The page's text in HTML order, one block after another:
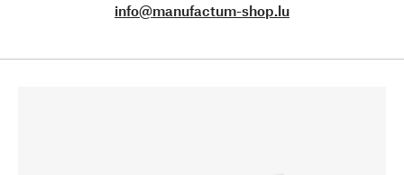
info@manufactum-shop.lu